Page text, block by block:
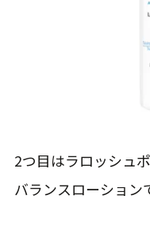
2つ目はラロッシュ
バランスローション